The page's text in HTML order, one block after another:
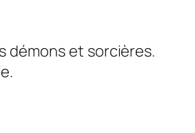
démons et sorcières.